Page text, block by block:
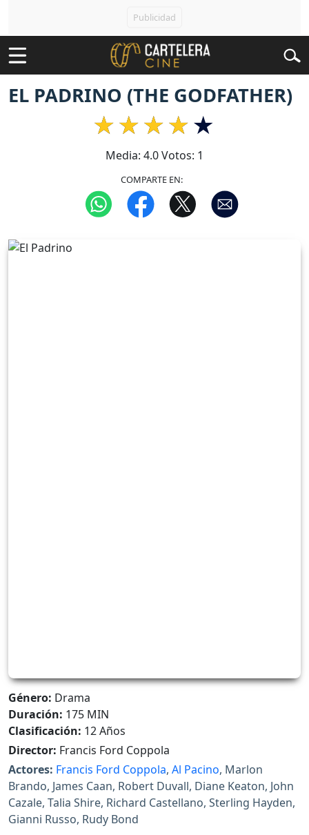
EL PADRINO (THE GODFATHER)
Media: 4.0Votos: 1
COMPARTE EN:
Género: Drama
Duración: 175 MIN
Clasificación: 12 Años
Director: Francis Ford Coppola
Actores: Francis Ford Coppola, Al Pacino, Marlon
Brando, James Caan, Robert Duvall, Diane Keaton, John
Cazale, Talia Shire, Richard Castellano, Sterling Hayden,
Gianni Russo, Rudy Bond